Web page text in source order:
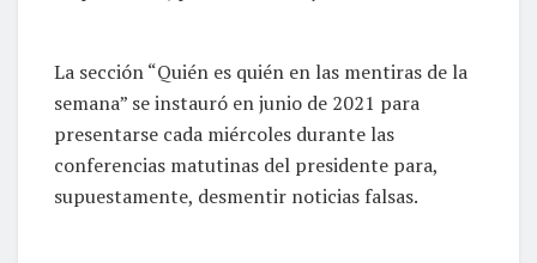
La sección “Quién es quién en las mentiras de la
semana” se instauró en junio de 2021 para
presentarse cada miércoles durante las
conferencias matutinas del presidente para,
supuestamente, desmentir noticias falsas.